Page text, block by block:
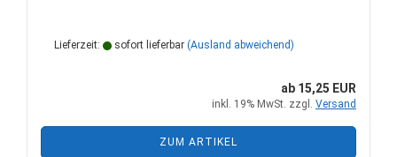
Lieferzeit: sofort lieferbar (Ausland abweichend)
ab 15,25 EUR
inkl. 19% MwSt. zzgl. Versand
ZUM ARTIKEL